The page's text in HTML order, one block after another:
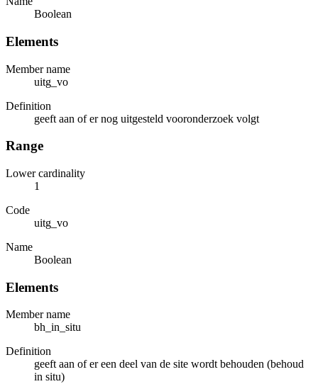
Boolean
Elements
Member name
uitg_vo
Definition
geeft aan of er nog uitgesteld vooronderzoek volgt
Range
Lower cardinality
1
Code
uitg_vo
Name
Boolean
Elements
Member name
bh_in_situ
Definition
geeft aan of er een deel van de site wordt behouden (behoud
in situ)